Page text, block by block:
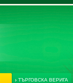
ТЪРГОВСКА ВЕРИГА